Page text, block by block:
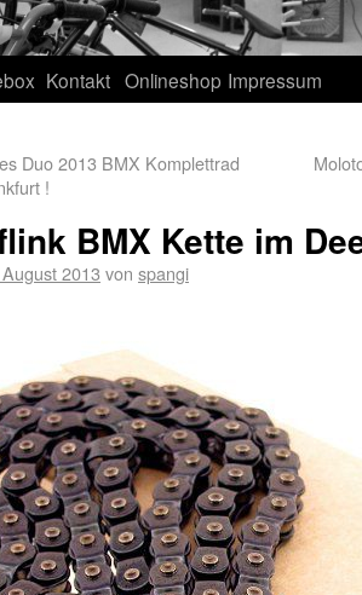
Kontakt Onlineshop Impressum
Duo 2013 BMX Komplettrad
!
BMX Kette im
2013 von spangi